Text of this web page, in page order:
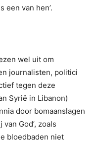
een van hen’.
wel uit om
journalisten, politici
tegen deze
Syrië in Libanon)
door bomaanslagen
God’, zoals
bloedbaden niet